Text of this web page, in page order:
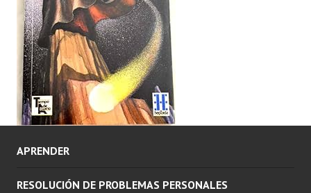
APRENDER
RESOLUCIÓN DE PROBLEMAS PERSONALES